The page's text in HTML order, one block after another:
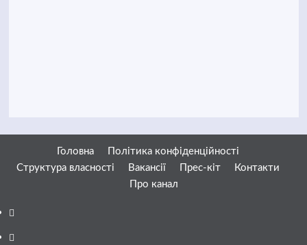
Головна
Політика конфіденційності
Структура власності
Вакансії Прес-кіт
Контакти
Про канал
Facebook
YouTube